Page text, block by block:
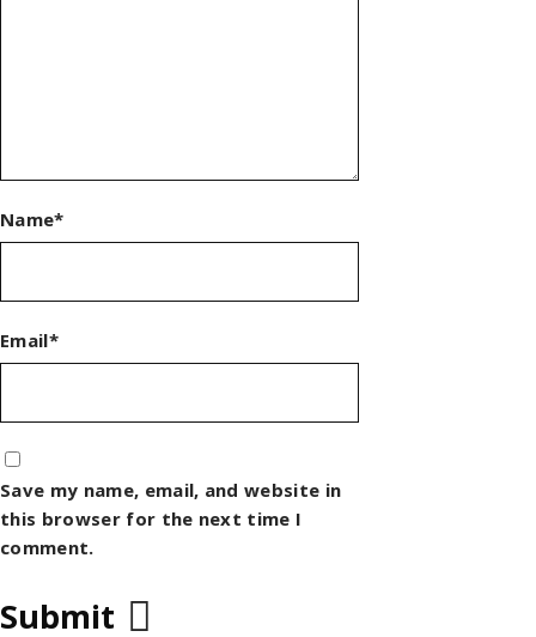
Name*
Email*
Save my name, email, and website in
this browser for the next time I
comment.